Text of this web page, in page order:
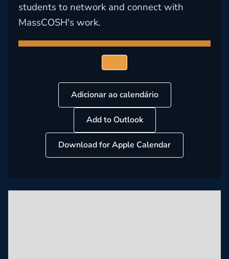
students to network and connect with
MassCOSH's work.
Adicionar ao calendário
Add to Outlook
Download for Apple Calendar